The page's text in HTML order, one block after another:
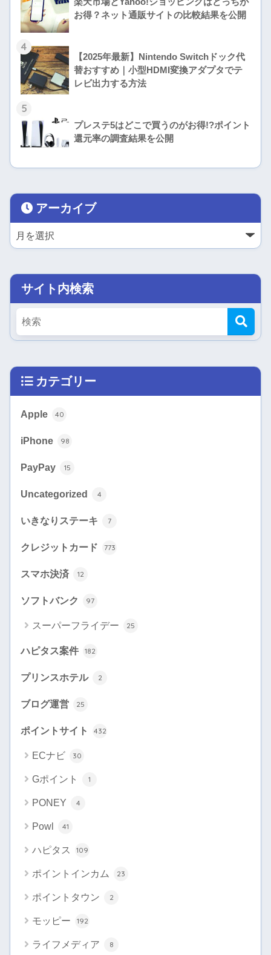
お得？ネット通販サイトの比較結果を公開
4
【2025年最新】Nintendo Switchドック代
替おすすめ｜小型HDMI変換アダプタでテ
レビ出力する方法
5
プレステ5はどこで買うのがお得!?ポイント
還元率の調査結果を公開
アーカイブ
サイト内検索
カテゴリー
Apple 40
iPhone 98
PayPay 15
Uncategorized 4
いきなりステーキ 7
クレジットカード 773
スマホ決済 12
ソフトバンク 97
スーパーフライデー 25
ハピタス案件 182
プリンスホテル 2
ブログ運営 25
ポイントサイト 432
ECナビ 30
Gポイント 1
PONEY 4
Powl 41
ハピタス 109
ポイントインカム 23
ポイントタウン 2
モッピー 192
ライフメディア 8